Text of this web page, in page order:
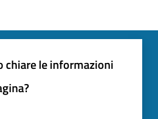
chiare le informazioni